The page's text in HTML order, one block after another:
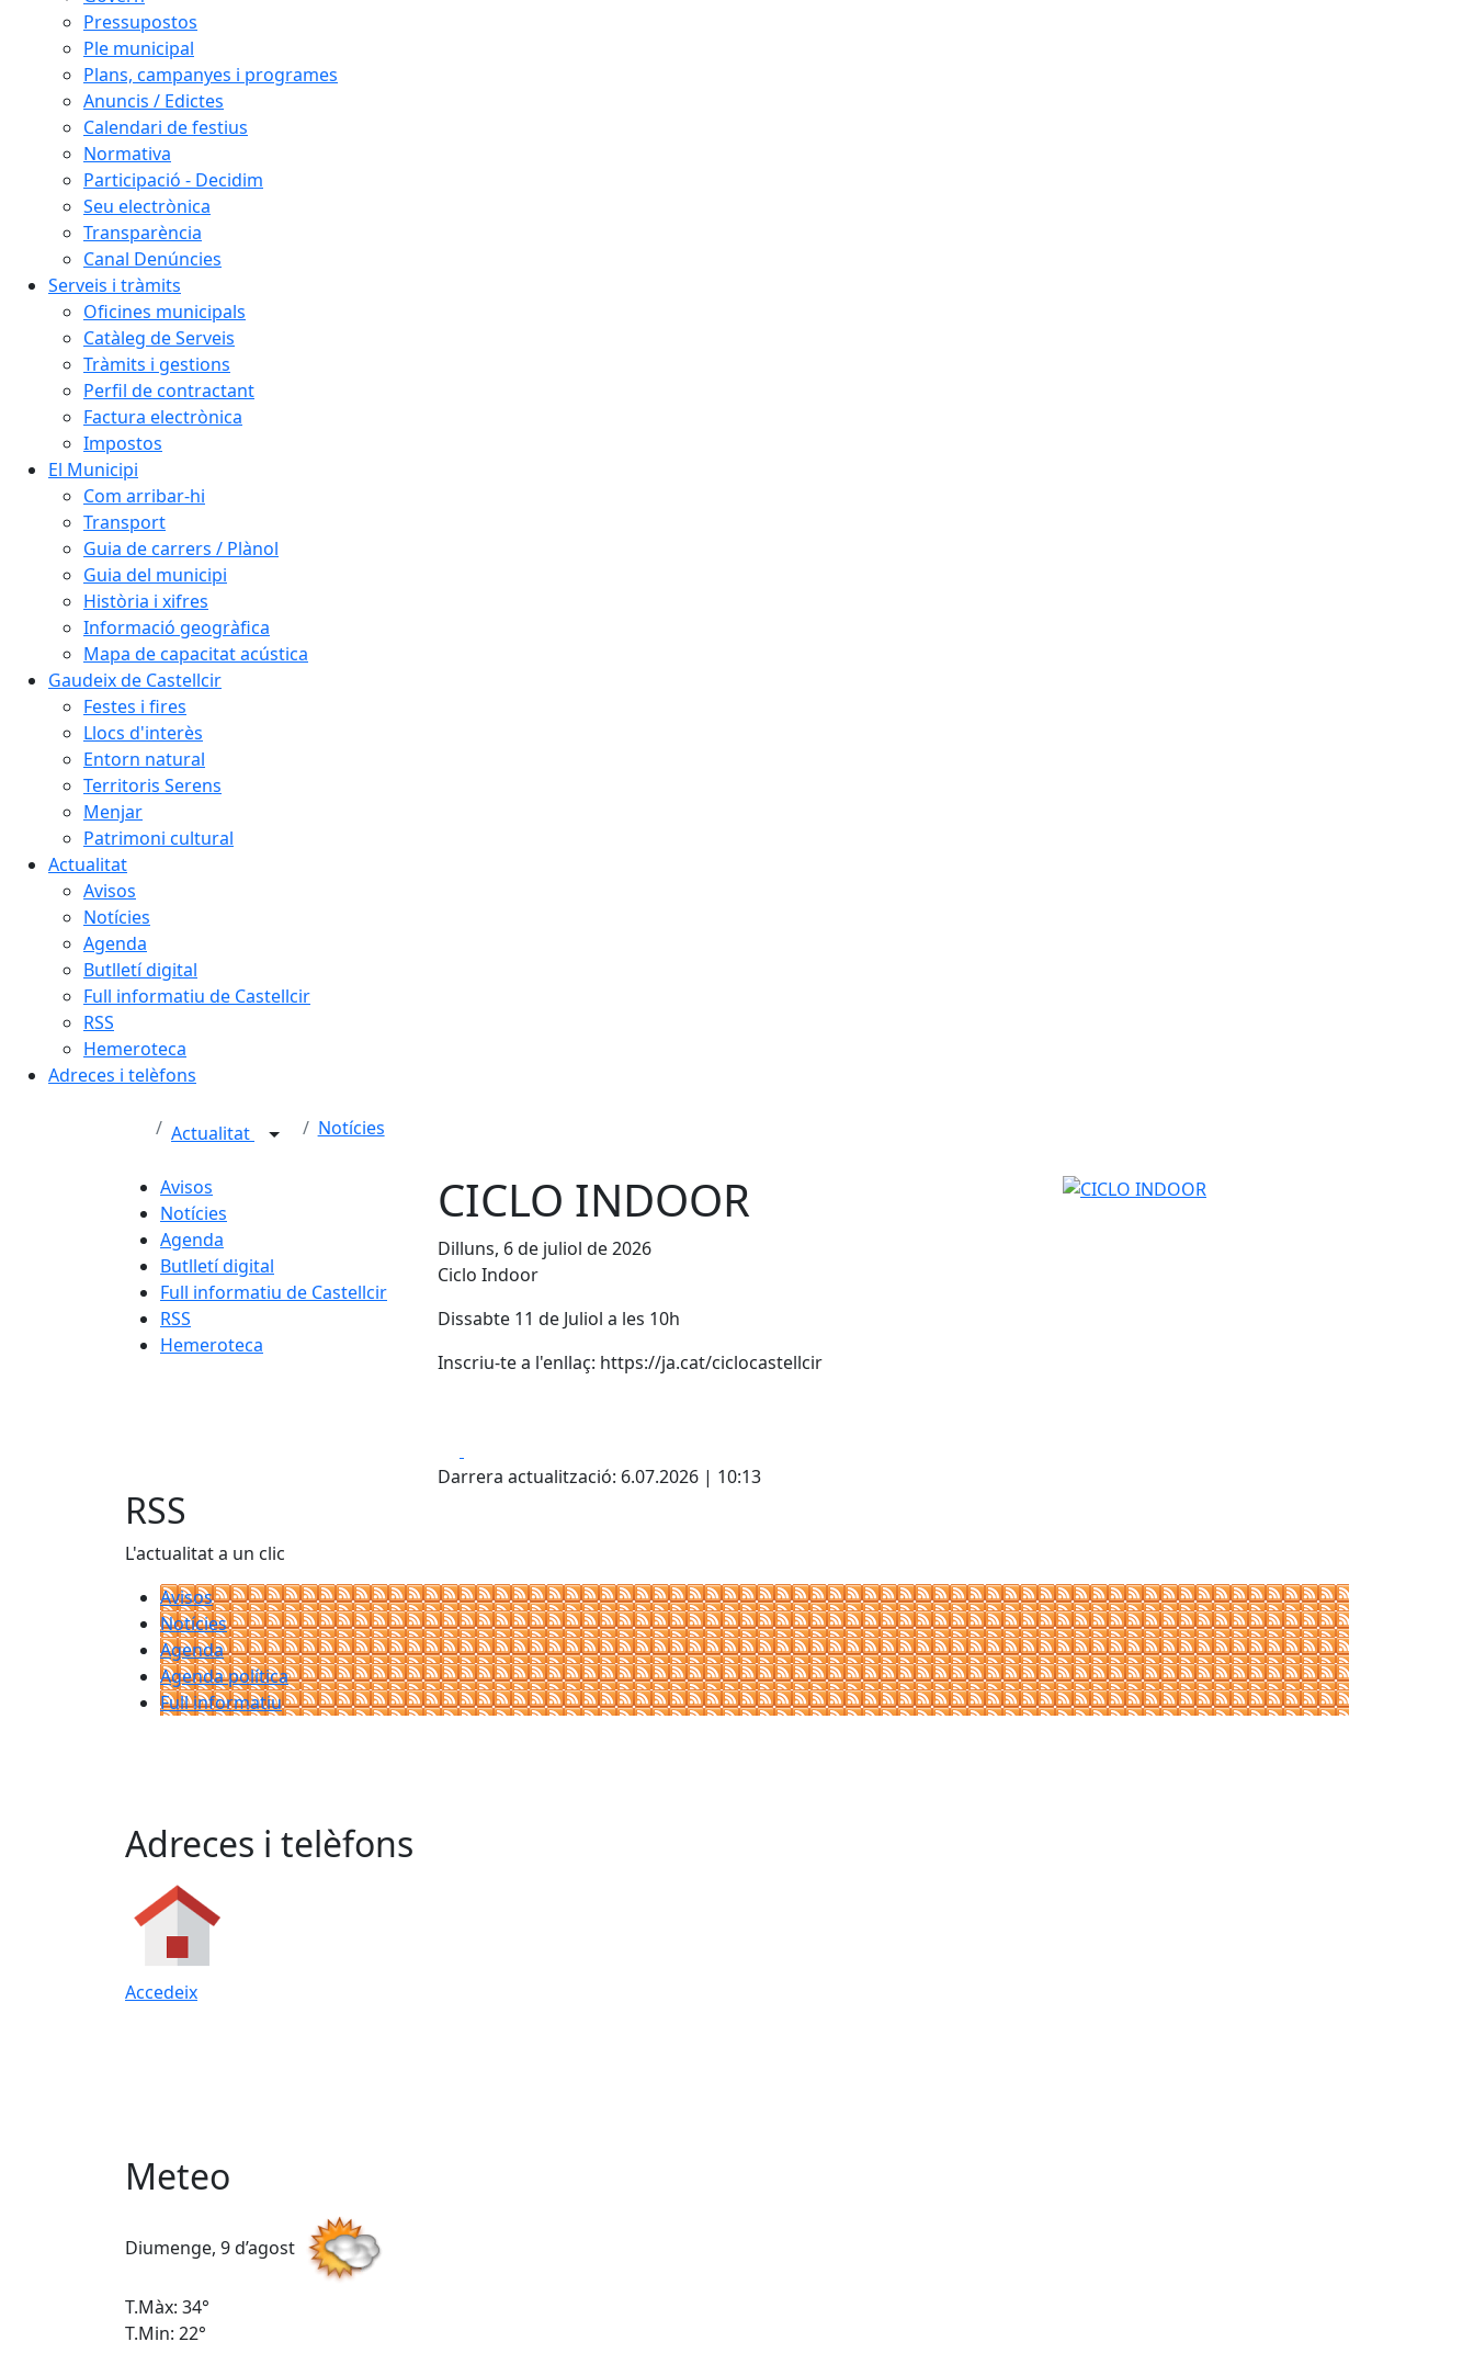
Pressupostos
Ple municipal
Plans, campanyes i programes
Anuncis / Edictes
Calendari de festius
Normativa
Participació - Decidim
Seu electrònica
Transparència
Canal Denúncies
Serveis i tràmits
Oficines municipals
Catàleg de Serveis
Tràmits i gestions
Perfil de contractant
Factura electrònica
Impostos
El Municipi
Com arribar-hi
Transport
Guia de carrers / Plànol
Guia del municipi
Història i xifres
Informació geogràfica
Mapa de capacitat acústica
Gaudeix de Castellcir
Festes i fires
Llocs d'interès
Entorn natural
Territoris Serens
Menjar
Patrimoni cultural
Actualitat
Avisos
Notícies
Agenda
Butlletí digital
Full informatiu de Castellcir
RSS
Hemeroteca
Adreces i telèfons
Actualitat Notícies
Avisos
Notícies
Agenda
Butlletí digital
Full informatiu de Castellcir
RSS
Hemeroteca
CICLO INDOOR
Dilluns, 6 de juliol de 2026
Ciclo Indoor
Dissabte 11 de Juliol a les 10h
Inscriu-te a l'enllaç: https://ja.cat/ciclocastellcir
Darrera actualització: 6.07.2026 | 10:13
CICLO INDOOR
RSS
L'actualitat a un clic
Avisos
Notícies
Agenda
Agenda política
Full informatiu
Adreces i telèfons
Accedeix
Meteo
Diumenge, 9 d’agost
T.Màx: 34°
T.Min: 22°